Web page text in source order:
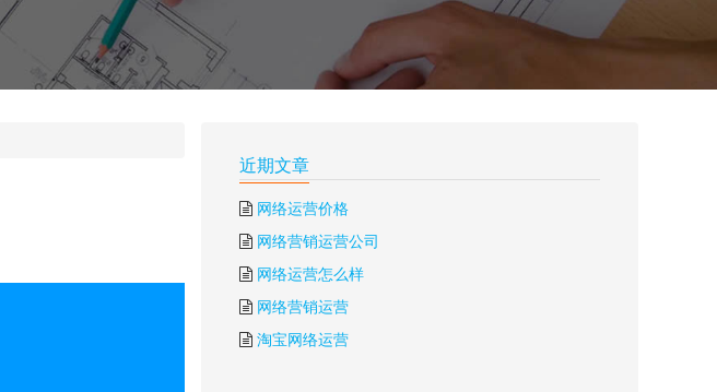
近期文章
网络运营价格
网络营销运营公司
网络运营怎么样
网络营销运营
淘宝网络运营